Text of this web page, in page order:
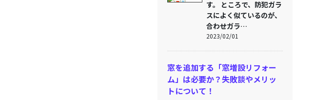
す。 ところで、防犯ガラ
スによく似ているのが、
合わせガラ…
2023/02/01
窓を追加する「窓増設リフォー
ム」は必要か？失敗談やメリッ
トについて！